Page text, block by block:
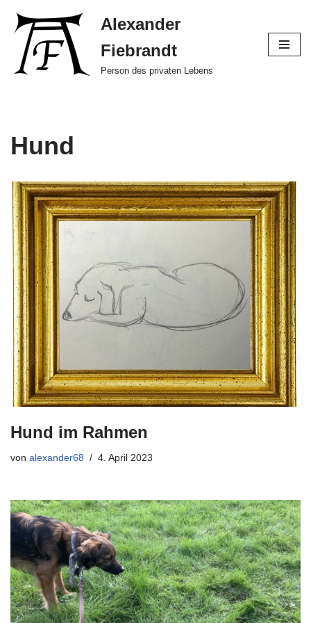
Zum
Inhalt
springen
Alexander
Fiebrandt
Person des privaten Lebens
Hund
Hund im Rahmen
von alexander68 4. April 2023